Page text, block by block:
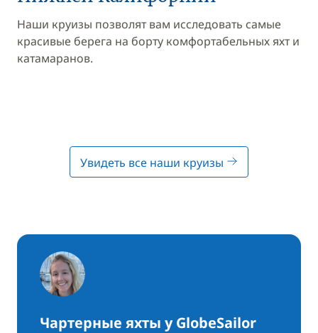
Наши круизы позволят вам исследовать самые
красивые берега на борту комфортабельных яхт и
катамаранов.
Увидеть все наши круизы
Чартерные яхты у GlobeSailor